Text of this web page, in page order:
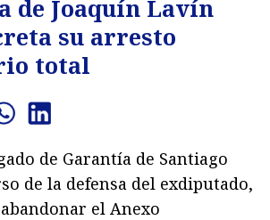
de Joaquín Lavín
su arresto
total
de Garantía de Santiago
de la defensa del exdiputado,
el Anexo